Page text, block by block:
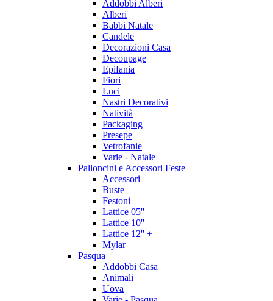
Addobbi Alberi
Alberi
Babbi Natale
Candele
Decorazioni Casa
Decoupage
Epifania
Fiori
Luci
Nastri Decorativi
Natività
Packaging
Presepe
Vetrofanie
Varie - Natale
Palloncini e Accessori Feste
Accessori
Buste
Festoni
Lattice 05''
Lattice 10''
Lattice 12'' +
Mylar
Pasqua
Addobbi Casa
Animali
Uova